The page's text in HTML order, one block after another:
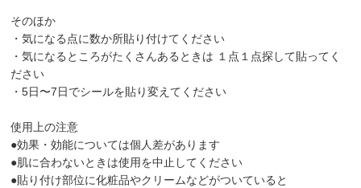
そのほか
・気になる点に数か所貼り付けてください
・気になるところがたくさんあるときは １点１点探して貼ってく
ださい
・5日〜7日でシールを貼り変えてください
使用上の注意
●効果・効能については個人差があります
●肌に合わないときは使用を中止してください
●貼り付け部位に化粧品やクリームなどがついていると